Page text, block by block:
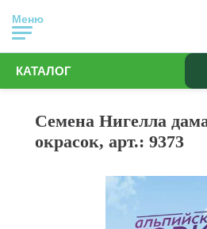
Меню
КАТАЛОГ
Семена Нигелла
окрасок, арт.: 9373